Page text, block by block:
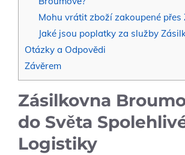
Mohu vrátit zboží zakoupené přes
Jaké jsou poplatky za služby
Otázky a Odpovědi
Závěrem
Zásilkovna
do Světa
Logistiky